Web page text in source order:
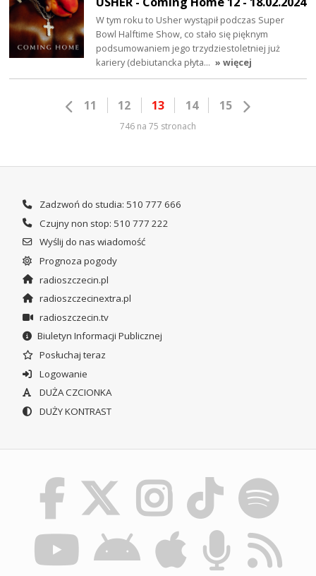
W tym roku to Usher wystąpił podczas Super
Bowl Halftime Show, co stało się pięknym
podsumowaniem jego trzydziestoletniej już
kariery (debiutancka płyta… » więcej
11 12 13 14 15
746 na 75 stronach
Zadzwoń do studia: 510 777 666
Czujny non stop: 510 777 222
Wyślij do nas wiadomość
Prognoza pogody
radioszczecin.pl
radioszczecinextra.pl
radioszczecin.tv
Biuletyn Informacji Publicznej
Posłuchaj teraz
Logowanie
DUŻA CZCIONKA
DUŻY KONTRAST